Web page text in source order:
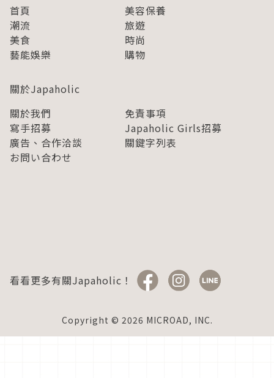
首頁
美容保養
潮流
旅遊
美食
時尚
藝能娛樂
購物
關於Japaholic
關於我們
免責事項
寫手招募
Japaholic Girls招募
廣告、合作洽談
關鍵字列表
お問い合わせ
看看更多有關Japaholic！
Copyright © 2026 MICROAD, INC.